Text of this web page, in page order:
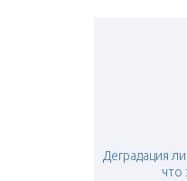
Деградация
что